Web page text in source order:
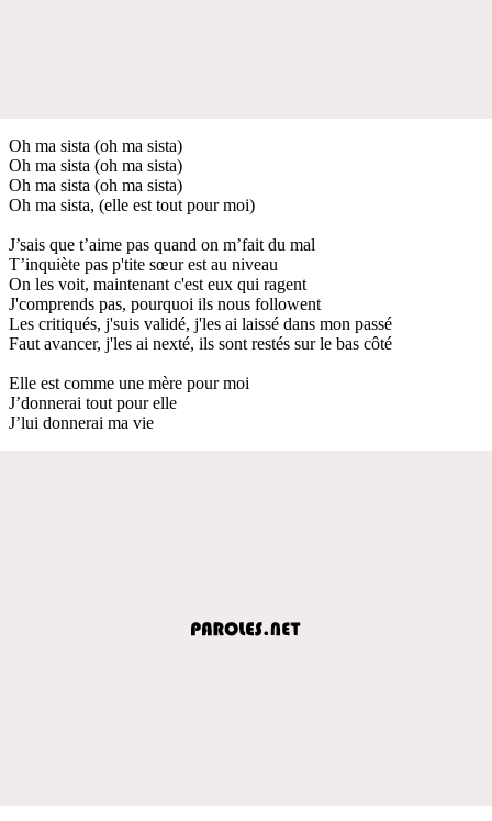
Oh ma sista (oh ma sista)
Oh ma sista (oh ma sista)
Oh ma sista (oh ma sista)
Oh ma sista, (elle est tout pour moi)
J’sais que t’aime pas quand on m’fait du mal
T’inquiète pas p'tite sœur est au niveau
On les voit, maintenant c'est eux qui ragent
J'comprends pas, pourquoi ils nous followent
Les critiqués, j'suis validé, j'les ai laissé dans mon passé
Faut avancer, j'les ai nexté, ils sont restés sur le bas côté
Elle est comme une mère pour moi
J’donnerai tout pour elle
J’lui donnerai ma vie